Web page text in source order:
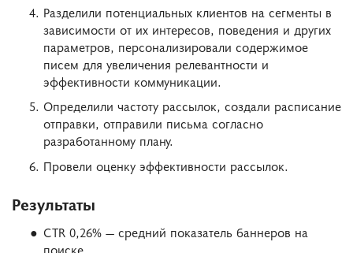
Разделили потенциальных клиентов на сегменты в
зависимости от их интересов, поведения и других
параметров, персонализировали содержимое
писем для увеличения релевантности и
эффективности коммуникации.
Определили частоту рассылок, создали расписание
отправки, отправили письма согласно
разработанному плану.
Провели оценку эффективности рассылок.
Результаты
CTR 0,26% — средний показатель баннеров на
поиске.